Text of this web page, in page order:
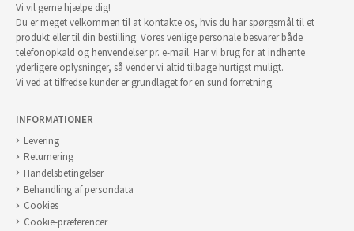
Vi vil gerne hjælpe dig!
Du er meget velkommen til at kontakte os, hvis du har spørgsmål til et
produkt eller til din bestilling. Vores venlige personale besvarer både
telefonopkald og henvendelser pr. e-mail. Har vi brug for at indhente
yderligere oplysninger, så vender vi altid tilbage hurtigst muligt.
Vi ved at tilfredse kunder er grundlaget for en sund forretning.
INFORMATIONER
Levering
Returnering
Handelsbetingelser
Behandling af persondata
Cookies
Cookie-præferencer